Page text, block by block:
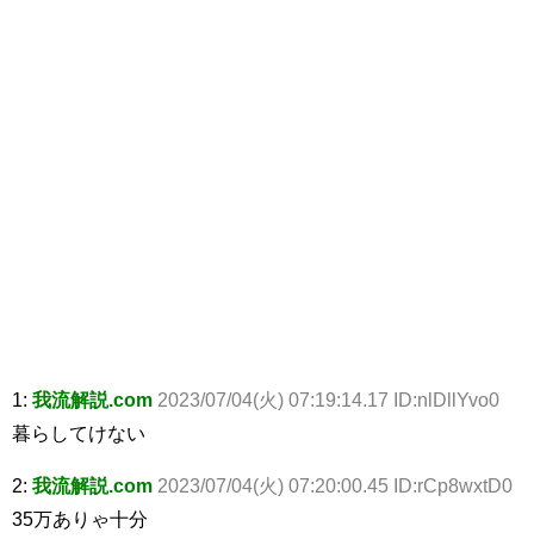
1: 我流解説.com 2023/07/04(火) 07:19:14.17 ID:nlDllYvo0
暮らしてけない
2: 我流解説.com 2023/07/04(火) 07:20:00.45 ID:rCp8wxtD0
35万ありゃ十分